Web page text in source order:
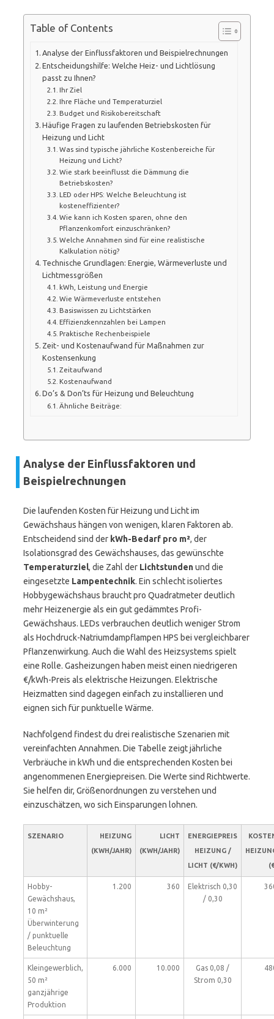
Table of Contents
Analyse der Einflussfaktoren und Beispielrechnungen
Entscheidungshilfe: Welche Heiz- und Lichtlösung
passt zu Ihnen?
Ihr Ziel
Ihre Fläche und Temperaturziel
Budget und Risikobereitschaft
Häufige Fragen zu laufenden Betriebskosten für
Heizung und Licht
Was sind typische jährliche Kostenbereiche für
Heizung und Licht?
Wie stark beeinflusst die Dämmung die
Betriebskosten?
LED oder HPS: Welche Beleuchtung ist
kosteneffizienter?
Wie kann ich Kosten sparen, ohne den
Pflanzenkomfort einzuschränken?
Welche Annahmen sind für eine realistische
Kalkulation nötig?
Technische Grundlagen: Energie, Wärmeverluste und
Lichtmessgrößen
kWh, Leistung und Energie
Wie Wärmeverluste entstehen
Basiswissen zu Lichtstärken
Effizienzkennzahlen bei Lampen
Praktische Rechenbeispiele
Zeit- und Kostenaufwand für Maßnahmen zur
Kostensenkung
Zeitaufwand
Kostenaufwand
Do’s & Don’ts für Heizung und Beleuchtung
Ähnliche Beiträge:
Analyse der Einflussfaktoren und
Beispielrechnungen
Die laufenden Kosten für Heizung und Licht im
Gewächshaus hängen von wenigen, klaren Faktoren ab.
Entscheidend sind der kWh-Bedarf pro m², der
Isolationsgrad des Gewächshauses, das gewünschte
Temperaturziel, die Zahl der Lichtstundenund die
eingesetzte Lampentechnik. Ein schlecht isoliertes
Hobbygewächshaus braucht pro Quadratmeter deutlich
mehr Heizenergie als ein gut gedämmtes Profi-
Gewächshaus. LEDs verbrauchen deutlich weniger Strom
als Hochdruck-Natriumdampflampen HPS bei vergleichbarer
Pflanzenwirkung. Auch die Wahl des Heizsystems spielt
eine Rolle. Gasheizungen haben meist einen niedrigeren
€/kWh-Preis als elektrische Heizungen. Elektrische
Heizmatten sind dagegen einfach zu installieren und
eignen sich für punktuelle Wärme.
Nachfolgend findest du drei realistische Szenarien mit
vereinfachten Annahmen. Die Tabelle zeigt jährliche
Verbräuche in kWh und die entsprechenden Kosten bei
angenommenen Energiepreisen. Die Werte sind Richtwerte.
Sie helfen dir, Größenordnungen zu verstehen und
einzuschätzen, wo sich Einsparungen lohnen.
SZENARIO
HEIZUNG
(KWH/JAHR)
LICHT
(KWH/JAHR)
ENERGIEPREIS
HEIZUNG /
LICHT (€/KWH)
Hobby-
Gewächshaus,
10 m²
Überwinterung
/ punktuelle
Beleuchtung
1.200 360
Elektrisch 0,30
/ 0,30
Kleingewerblich,
50 m²
ganzjährige
Produktion
6.000 10.000
Gas 0,08 /
Strom 0,30